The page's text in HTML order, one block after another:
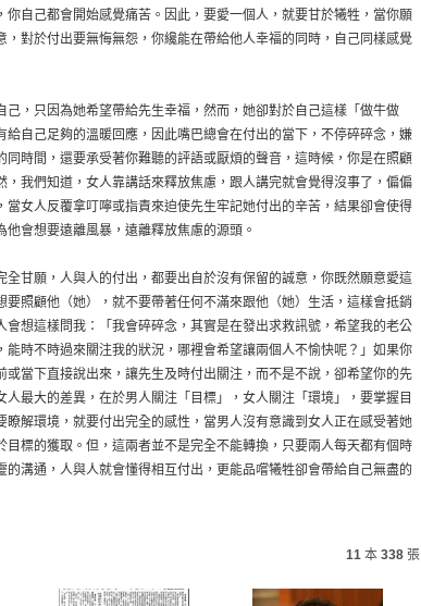
你自己都會開始感覺痛苦。因此，要愛一個人，就要甘於犧牲，當你願
，對於付出要無悔無怨，你纔能在帶給他人幸福的同時，自己同樣感覺
己，只因為她希望帶給先生幸福，然而，她卻對於自己這樣「做牛做
給自己足夠的溫暖回應，因此嘴巴總會在付出的當下，不停碎碎念，嫌
同時間，還要承受著你難聽的評語或厭煩的聲音，這時候，你是在照顧
，我們知道，女人靠講話來釋放焦慮，跟人講完就會覺得沒事了，偏偏
當女人反覆拿叮嚀或指責來迫使先生牢記她付出的辛苦，結果卻會使得
會想要遠離風暴，遠離釋放焦慮的源頭。
全甘願，人與人的付出，都要出自於沒有保留的誠意，你既然願意愛這
要照顧他（她），就不要帶著任何不滿來跟他（她）生活，這樣會抵銷
會想這樣問我：「我會碎碎念，其實是在發出求救訊號，希望我的老公
能時不時過來關注我的狀況，哪裡會希望讓兩個人不愉快呢？」如果你
或當下直接說出來，讓先生及時付出關注，而不是不說，卻希望你的先
人最大的差異，在於男人關注「目標」，女人關注「環境」，要掌握目
瞭解環境，就要付出完全的感性，當男人沒有意識到女人正在感受著她
目標的獲取。但，這兩者並不是完全不能轉換，只要兩人每天都有個時
的溝通，人與人就會懂得相互付出，更能品嚐犧牲卻會帶給自己無盡的
11 本 338 張